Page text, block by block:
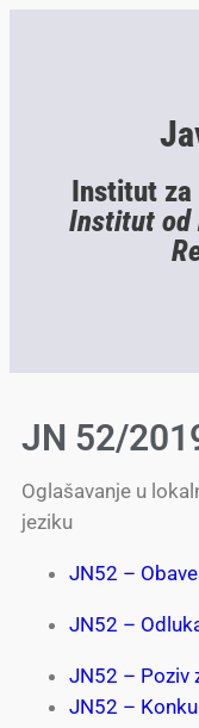
Institut
Institut od
JN 52/
Oglašavanje u
jeziku
JN52 –
JN52 –
JN52 – Poziv
JN52 –